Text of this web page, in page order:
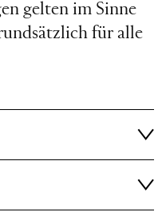
gelten im Sinne
für alle